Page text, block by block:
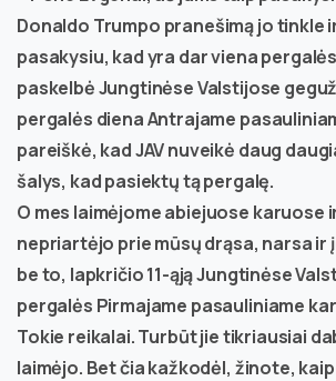
Donaldo Trumpo pranešimą jo tinkle
pasakysiu, kad yra dar viena
paskelbė Jungtinėse Valstijose
pergalės diena Antrajame
pareiškė, kad JAV nuveikė daug
šalys, kad pasiektų tą pergalę.
O mes laimėjome abiejuose karuose
nepriartėjo prie mūsų drąsa, narsa ir
be to, lapkričio 11-ąją Jungtinėse
pergalės Pirmajame pasauliniame
Tokie reikalai. Turbūt jie tikriausiai
laimėjo. Bet čia kažkodėl, žinote,